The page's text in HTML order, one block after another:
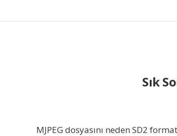
Sık
MJPEG dosyasını neden SD2